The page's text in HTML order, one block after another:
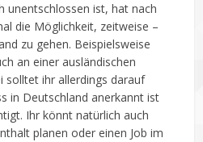
unentschlossen ist, hat nach
die Möglichkeit, zeitweise –
zu gehen. Beispielsweise
an einer ausländischen
solltet ihr allerdings darauf
in Deutschland anerkannt ist
Ihr könnt natürlich auch
planen oder einen Job im